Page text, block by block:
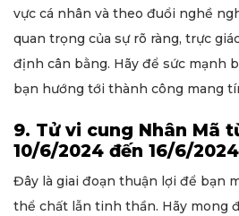
vực cá nhân và theo đuổi nghề
quan trọng của sự rõ ràng, trực
định cân bằng. Hãy để sức mạnh
bạn hướng tới thành công mang
9. Tử vi cung Nhân Mã
10/6/2024 đến 16/6/2024
Đây là giai đoạn thuận lợi để bạn
thể chất lẫn tinh thần. Hãy mong